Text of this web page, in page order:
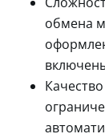
обмена